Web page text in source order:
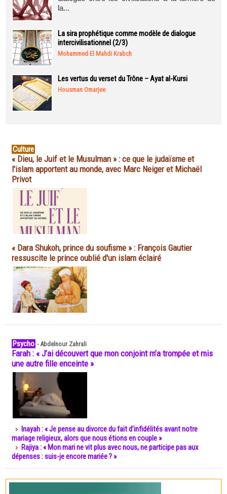
la...
La sira prophétique comme modèle de dialogue
intercivilisationnel (2/3)
Mohammed El Mahdi Krabch
Les vertus du verset du Trône – Ayat al-Kursi
Housman Omarjee
Culture
« Dieu, le Juif et le Musulman » : ce que le judaïsme et
l'islam apportent au monde, avec Marc Neiger et Michaël
Privot
« Dara Shukoh, prince du soufisme » : François Gautier
ressuscite le prince oublié d'un islam éclairé
Psycho -Abdelnour Zahrali
Farah : « J’ai découvert que mon conjoint m’a trompée et mis
une autre fille enceinte »
Inayah : « Je pense au divorce du fait d’infidélités avant notre
mariage religieux, alors que nous étions en couple »
Rajiya : « Mon mari ne vit plus avec nous, ne participe pas aux
dépenses : suis-je encore mariée ? »